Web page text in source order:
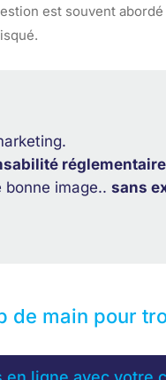
est souvent
réglementaire
bonne image..sans
de main pour